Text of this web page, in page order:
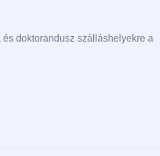
doktorandusz szálláshelyekre a